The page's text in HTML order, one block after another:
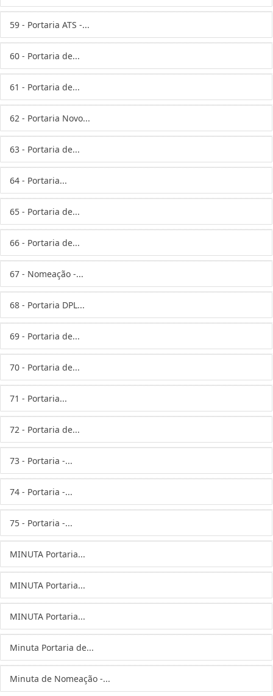
59 - Portaria ATS -...
60 - Portaria de...
61 - Portaria de...
62 - Portaria Novo...
63 - Portaria de...
64 - Portaria...
65 - Portaria de...
66 - Portaria de...
67 - Nomeação -...
68 - Portaria DPL...
69 - Portaria de...
70 - Portaria de...
71 - Portaria...
72 - Portaria de...
73 - Portaria -...
74 - Portaria -...
75 - Portaria -...
MINUTA Portaria...
MINUTA Portaria...
MINUTA Portaria...
Minuta Portaria de...
Minuta de Nomeação -...